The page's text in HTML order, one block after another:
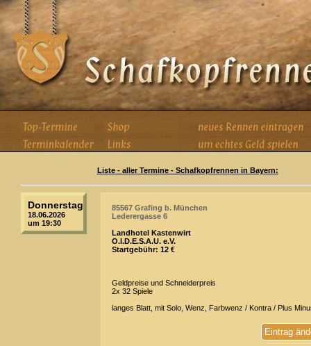
Liste - aller Termine - Schafkopfrennen in Bayern:
Donnerstag
18.06.2026
um 19:30
85567 Grafing b. München
Lederergasse 6
Landhotel Kastenwirt
O.I.D.E.S.A.U. e.V.
Startgebühr: 12 €
Geldpreise und Schneiderpreis
2x 32 Spiele
langes Blatt, mit Solo, Wenz, Farbwenz / Kontra / Plus
Eintrag